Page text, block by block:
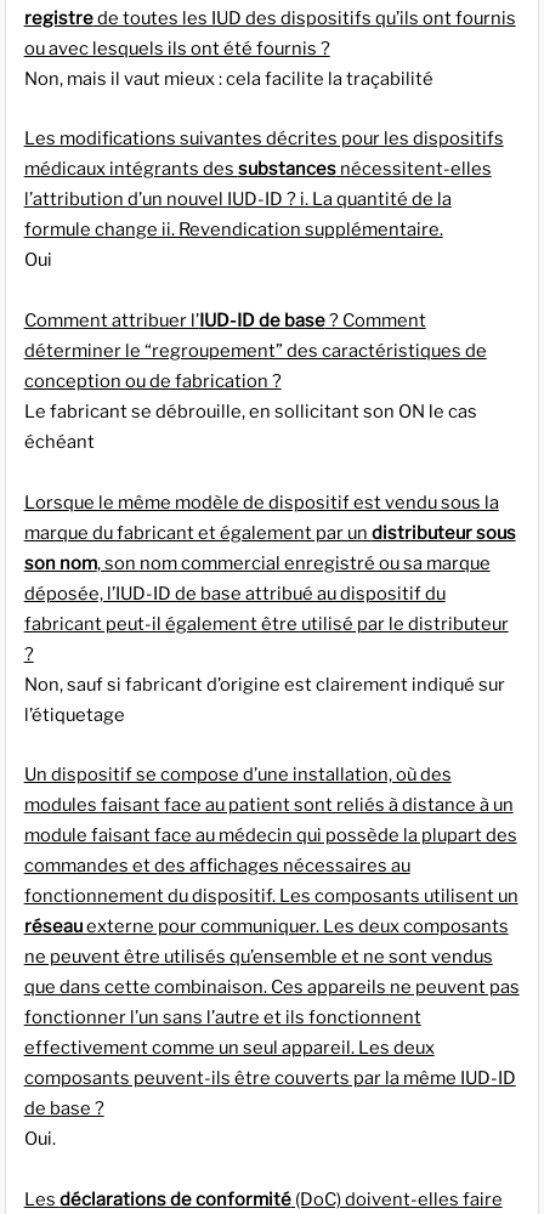
registrede toutes les IUD des dispositifs qu’ils ont fournis
ou avec lesquels ils ont été fournis ?
Non, mais il vaut mieux : cela facilite la traçabilité
Les modifications suivantes décrites pour les dispositifs
médicaux intégrants des substancesnécessitent-elles
l’attribution d’un nouvel IUD-ID ? i. La quantité de la
formule change ii. Revendication supplémentaire.
Oui
Comment attribuer l’IUD-ID de base? Comment
déterminer le “regroupement” des caractéristiques de
conception ou de fabrication ?
Le fabricant se débrouille, en sollicitant son ON le cas
échéant
Lorsque le même modèle de dispositif est vendu sous la
marque du fabricant et également par un distributeur sous
son nom, son nom commercial enregistré ou sa marque
déposée, l’IUD-ID de base attribué au dispositif du
fabricant peut-il également être utilisé par le distributeur
?
Non, sauf si fabricant d’origine est clairement indiqué sur
l’étiquetage
Un dispositif se compose d’une installation, où des
modules faisant face au patient sont reliés à distance à un
module faisant face au médecin qui possède la plupart des
commandes et des affichages nécessaires au
fonctionnement du dispositif. Les composants utilisent un
réseauexterne pour communiquer. Les deux composants
ne peuvent être utilisés qu’ensemble et ne sont vendus
que dans cette combinaison. Ces appareils ne peuvent pas
fonctionner l’un sans l’autre et ils fonctionnent
effectivement comme un seul appareil. Les deux
composants peuvent-ils être couverts par la même IUD-ID
de base ?
Oui.
Les déclarations de conformité(DoC) doivent-elles faire